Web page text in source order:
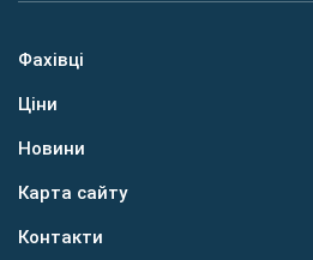
Фахівці
Ціни
Новини
Карта сайту
Контакти